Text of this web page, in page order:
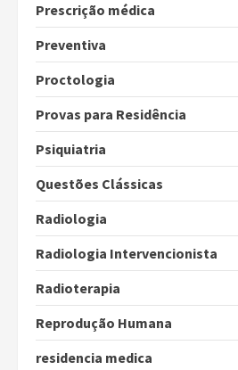
Prescrição médica
Preventiva
Proctologia
Provas para Residência
Psiquiatria
Questões Clássicas
Radiologia
Radiologia Intervencionista
Radioterapia
Reprodução Humana
residencia medica